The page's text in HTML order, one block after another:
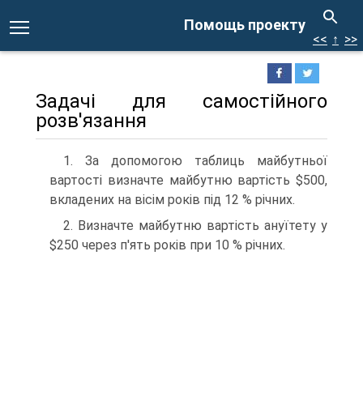
Помощь проекту
<< ↑ >>
Задачі для самостійного
розв'язання
1. За допомогою таблиць майбутньої
вартості визначте майбутню вартість $500,
вкладених на вісім років під 12 % річних.
2. Визначте майбутню вартість ануїтету у
$250 через п'ять років при 10 % річних.